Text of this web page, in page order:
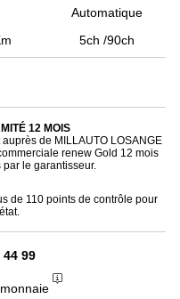
Automatique
5ch /90ch
12 MOIS
de MILLAUTO LOSANGE
renew Gold 12 mois
le garantisseur.
de 110 points de contrôle pour
44 99